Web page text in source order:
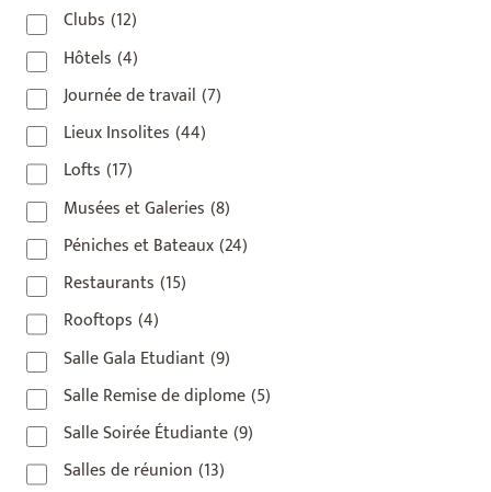
Clubs (12)
Hôtels (4)
Journée de travail (7)
Lieux Insolites (44)
Lofts (17)
Musées et Galeries (8)
Péniches et Bateaux(24)
Restaurants (15)
Rooftops (4)
Salle Gala Etudiant(9)
Salle Remise de diplome(5)
Salle Soirée Étudiante(9)
Salles de réunion (13)